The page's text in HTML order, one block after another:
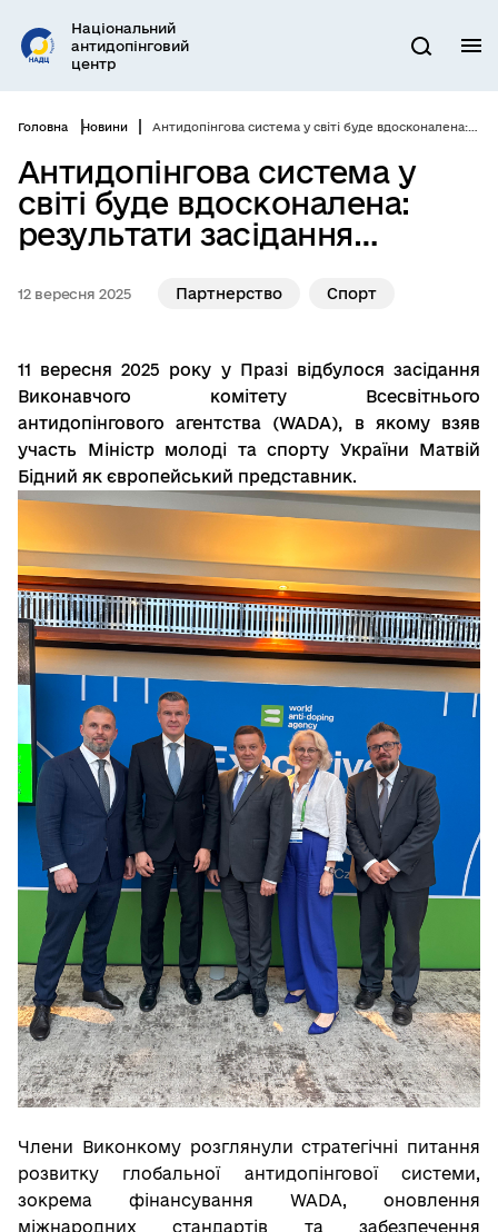
Перейти
до
основного
Національний
антидопінговий
центр
Пошук
Головна Новини Антидопінгова система у світі буде вдосконалена: результати засідання Виконкому WADA у Празі
Антидопінгова система у
світі буде вдосконалена:
результати засідання
12 вересня 2025 Партнерство Спорт
11 вересня 2025 року у Празі відбулося засідання
Виконавчого комітету Всесвітнього
антидопінгового агентства (WADA), в якому взяв
участь Міністр молоді та спорту України Матвій
Бідний як європейський представник.
Члени Виконкому розглянули стратегічні питання
розвитку глобальної антидопінгової системи,
зокрема фінансування WADA, оновлення
міжнародних стандартів та забезпечення